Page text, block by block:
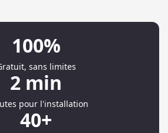
100%
sans limites
2 min
pour l'installation
40+